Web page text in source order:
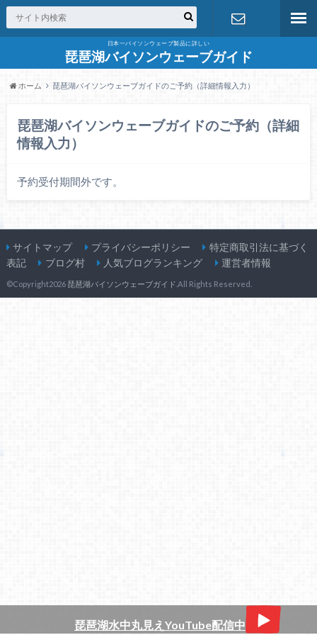
日本一バイソンウェーブ製品に詳しい
琵琶湖バイソンウェーブガイド
お問合せ
ホーム 琵琶湖バイソンウェーブガイドのご予約（詳細情報入力）
琵琶湖バイソンウェーブガイドのご予約（詳細
情報入力）
予約受付期間外です。
サイトマップ プライバシーポリシー
特定商取引法に基づく
表記
ブログ村 人気ブログランキング 運営者情報
©Copyright2026 琵琶湖バイソンウェーブガイド .All Rights Reserved.
琵琶湖水中丸見えYouTube配信中